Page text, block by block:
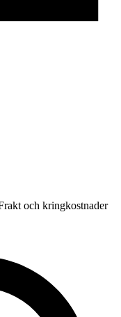
och kringkostnader